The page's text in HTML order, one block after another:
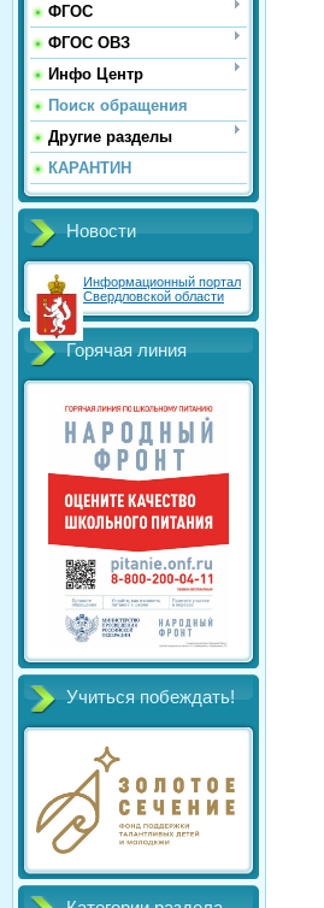
ФГОС
ФГОС ОВЗ
Инфо Центр
Поиск обращения
Другие разделы
КАРАНТИН
Новости
Информационный портал
Свердловской области
Горячая линия
Учиться побеждать!